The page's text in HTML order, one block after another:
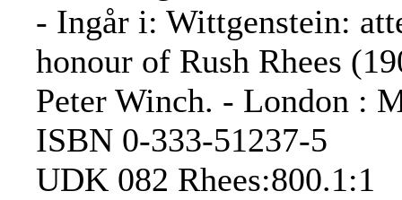
- Ingår i: Wittgenstein:
honour of Rush Rhees
Peter Winch. - London :
ISBN 0-333-51237-5
UDK 082 Rhees:800.1:1